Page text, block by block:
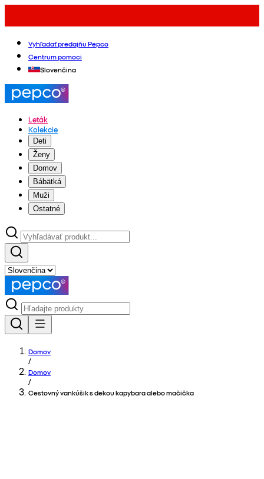
Vyhľadať predajňu Pepco
Centrum pomoci
Slovenčina
Leták
Kolekcie
Deti
Ženy
Domov
Bábätká
Muži
Ostatné
Domov
/
Domov
/
Cestovný vankúšik s dekou kapybara alebo mačička